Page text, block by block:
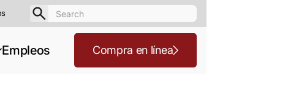
Empleos Compra en línea